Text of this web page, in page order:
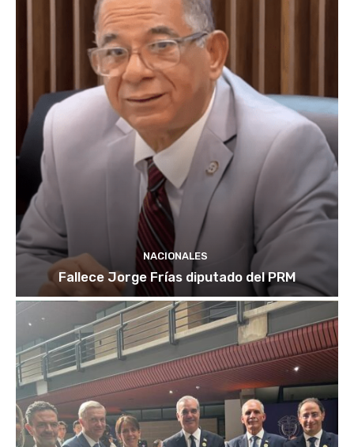
NACIONALES
Fallece Jorge Frías diputado del PRM